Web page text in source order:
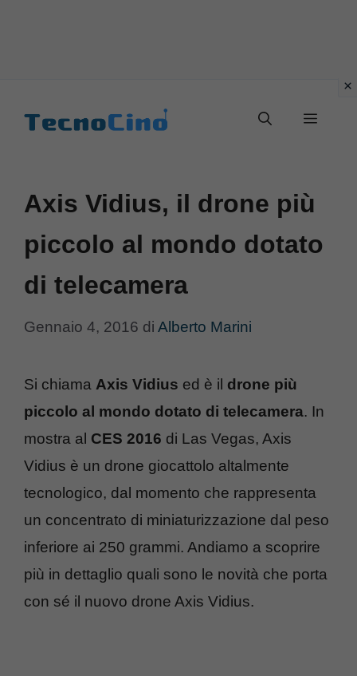
Menu
Axis Vidius, il drone più
piccolo al mondo dotato
di telecamera
Gennaio 4, 2016 di Alberto Marini
Si chiama Axis Vidius ed è il drone più
piccolo al mondo dotato di telecamera. In
mostra al CES 2016 di Las Vegas, Axis
Vidius è un drone giocattolo altalmente
tecnologico, dal momento che rappresenta
un concentrato di miniaturizzazione dal peso
inferiore ai 250 grammi. Andiamo a scoprire
più in dettaglio quali sono le novità che porta
con sé il nuovo drone Axis Vidius.